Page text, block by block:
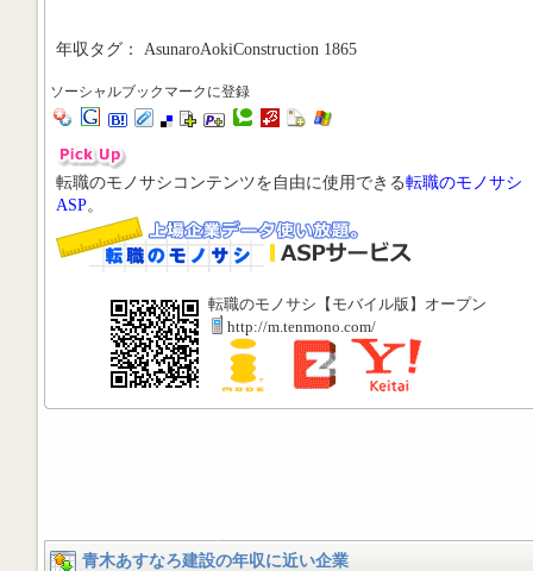
年収タグ： AsunaroAokiConstruction 1865
ソーシャルブックマークに登録
転職のモノサシコンテンツを自由に使用できる転職のモノサシ
ASP。
転職のモノサシ【モバイル版】オープン
http://m.tenmono.com/
青木あすなろ建設の年収に近い企業